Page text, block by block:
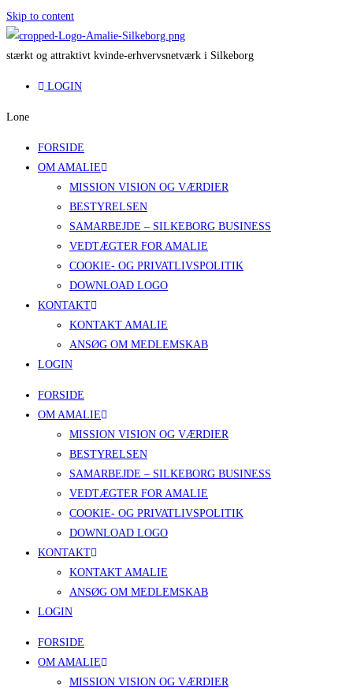
Skip to content
stærkt og attraktivt kvinde-erhvervsnetværk i Silkeborg
LOGIN
Lone
FORSIDE
OM AMALIE
MISSION VISION OG VÆRDIER
BESTYRELSEN
SAMARBEJDE – SILKEBORG BUSINESS
VEDTÆGTER FOR AMALIE
COOKIE- OG PRIVATLIVSPOLITIK
DOWNLOAD LOGO
KONTAKT
KONTAKT AMALIE
ANSØG OM MEDLEMSKAB
LOGIN
FORSIDE
OM AMALIE
MISSION VISION OG VÆRDIER
BESTYRELSEN
SAMARBEJDE – SILKEBORG BUSINESS
VEDTÆGTER FOR AMALIE
COOKIE- OG PRIVATLIVSPOLITIK
DOWNLOAD LOGO
KONTAKT
KONTAKT AMALIE
ANSØG OM MEDLEMSKAB
LOGIN
FORSIDE
OM AMALIE
MISSION VISION OG VÆRDIER